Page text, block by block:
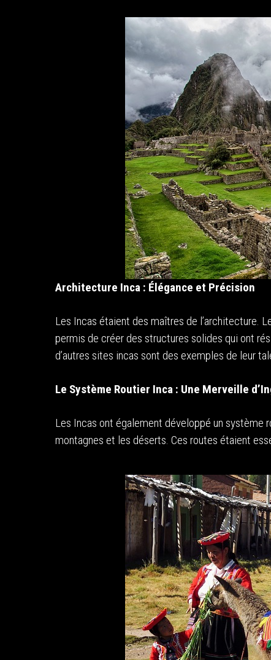
Architecture Inca : Élégance et Précision
Les Incas étaient des maîtres de l’architecture.
permis de créer des structures solides qui ont
d’autres sites incas sont des exemples de leur
Le Système Routier Inca : Une Merveille
Les Incas ont également développé un système
montagnes et les déserts. Ces routes étaient